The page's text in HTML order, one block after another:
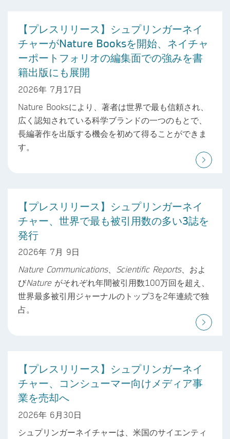
【プレスリリース】シュプリンガーネイ
チャーがNature Booksを開始、ネイチャ
ーポートフォリオの編集面での強みを書
籍出版にも展開
2026年 7月17日
Nature Booksにより、著者は世界で最も信頼され、
広く認知されている科学ブランドの一つのもとで、
長編著作を出版する機会を初めて得ることができま
す。
【プレスリリース】シュプリンガーネイ
チャー、世界で最も被引用数の多い3誌を
発行
2026年 7月 9日
Nature Communications、 Scientific Reports、およ
びNatureがそれぞれ年間被引用数100万回を超え、
世界最多被引用ジャーナルのトップ3を2年連続で独
占。
【プレスリリース】シュプリンガーネイ
チャー、コンシューマー向けメディア事
業を売却へ
2026年 6月30日
シュプリンガーネイチャーは、米国のサイエンティ